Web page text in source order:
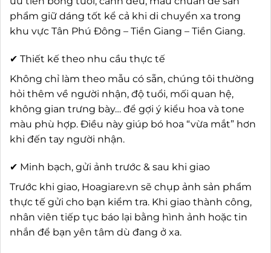
phẩm giữ dáng tốt kể cả khi di chuyển xa trong
khu vực Tân Phú Đông – Tiền Giang – Tiền Giang.
✔ Thiết kế theo nhu cầu thực tế
Không chỉ làm theo mẫu có sẵn, chúng tôi thường
hỏi thêm về người nhận, độ tuổi, mối quan hệ,
không gian trưng bày… để gợi ý kiểu hoa và tone
màu phù hợp. Điều này giúp bó hoa “vừa mắt” hơn
khi đến tay người nhận.
✔ Minh bạch, gửi ảnh trước & sau khi giao
Trước khi giao, Hoagiare.vn sẽ chụp ảnh sản phẩm
thực tế gửi cho bạn kiểm tra. Khi giao thành công,
nhân viên tiếp tục báo lại bằng hình ảnh hoặc tin
nhắn để bạn yên tâm dù đang ở xa.